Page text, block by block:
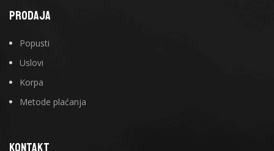
PRODAJA
Popusti
Uslovi
Korpa
Metode plaćanja
KONTAKT